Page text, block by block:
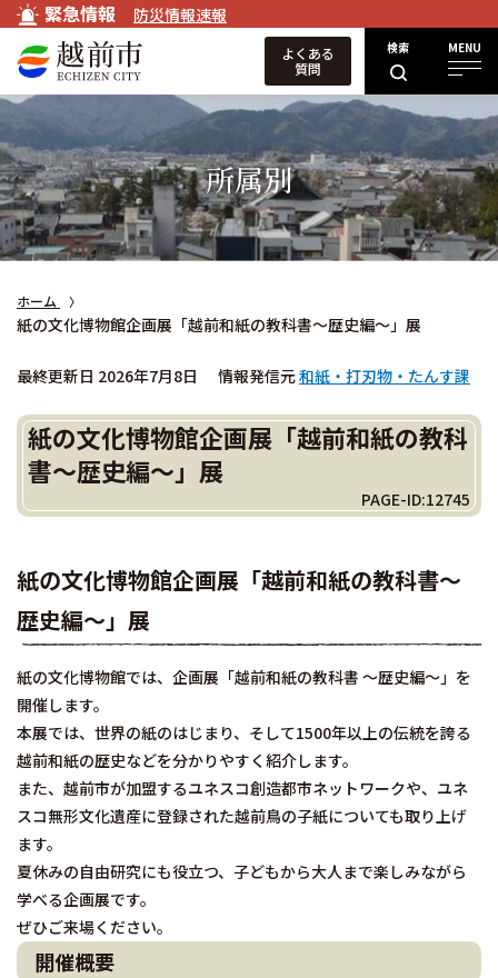
緊急情報 防災情報速報
検索 MENU
よくある
質問
所属別
ホーム
紙の文化博物館企画展「越前和紙の教科書～歴史編～」展
最終更新日 2026年7月8日 情報発信元和紙・打刃物・たんす課
紙の文化博物館企画展「越前和紙の教科
書～歴史編～」展
PAGE-ID:12745
紙の文化博物館企画展「越前和紙の教科書～
歴史編～」展
紙の文化博物館では、企画展「越前和紙の教科書 ～歴史編～」を
開催します。
本展では、世界の紙のはじまり、そして1500年以上の伝統を誇る
越前和紙の歴史などを分かりやすく紹介します。
また、越前市が加盟するユネスコ創造都市ネットワークや、ユネ
スコ無形文化遺産に登録された越前鳥の子紙についても取り上げ
ます。
夏休みの自由研究にも役立つ、子どもから大人まで楽しみながら
学べる企画展です。
ぜひご来場ください。
開催概要